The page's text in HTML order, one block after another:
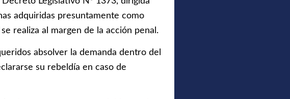
adquiridas presuntamente como
realiza al margen de la acción penal.
absolver la demanda dentro del
su rebeldía en caso de